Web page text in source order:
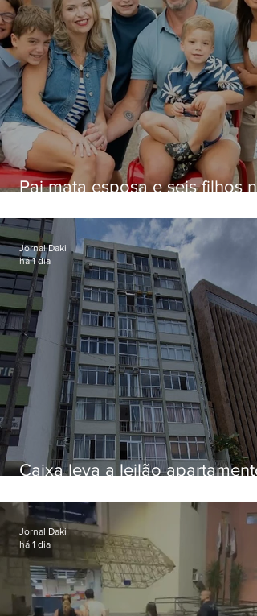
Pai mata esposa e seis filhos
Caixa leva a leilão apartamento
Botafogo
Jornal Daki
há 1 dia
Jornal Daki
há 1 dia